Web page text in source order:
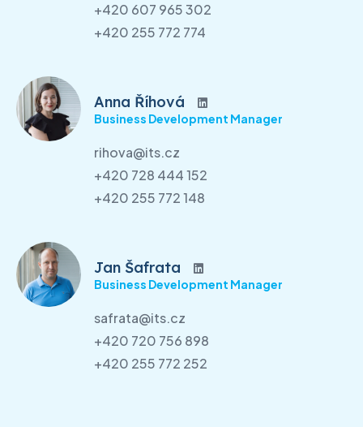
+420 607 965 302
+420 255 772 774
Anna Říhová
Business Development Manager
rihova@its.cz
+420 728 444 152
+420 255 772 148
Jan Šafrata
Business Development Manager
safrata@its.cz
+420 720 756 898
+420 255 772 252